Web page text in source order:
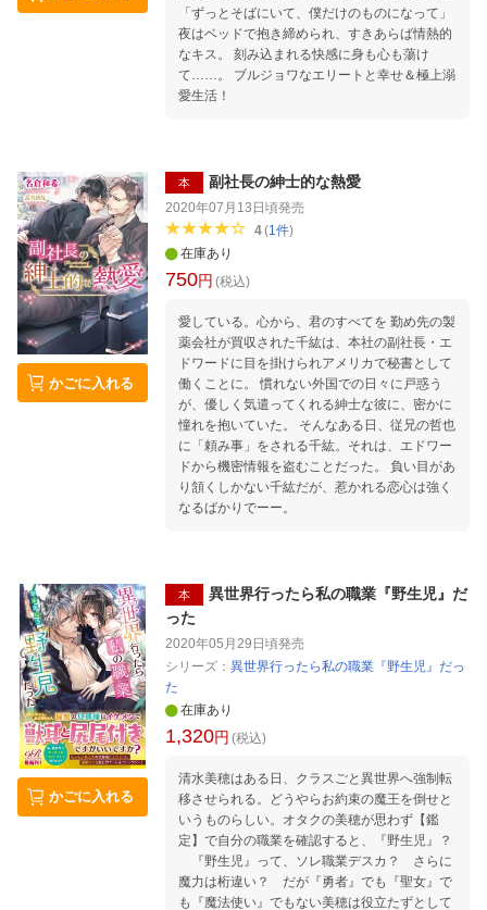
「ずっとそばにいて、僕だけのものになって」
夜はベッドで抱き締められ、すきあらば情熱的
なキス。 刻み込まれる快感に身も心も蕩け
て……。 ブルジョワなエリートと幸せ＆極上溺
愛生活！
かごに入れる
本 副社長の紳士的な熱愛
2020年07月13日頃発売
4(1 件)
在庫あり
750円 (税込)
愛している。心から、君のすべてを 勤め先の製
薬会社が買収された千紘は、本社の副社長・エ
ドワードに目を掛けられアメリカで秘書として
働くことに。 慣れない外国での日々に戸惑う
が、優しく気遣ってくれる紳士な彼に、密かに
憧れを抱いていた。 そんなある日、従兄の哲也
に「頼み事」をされる千紘。それは、エドワー
ドから機密情報を盗むことだった。 負い目があ
り頷くしかない千紘だが、惹かれる恋心は強く
なるばかりでーー。
かごに入れる
本
異世界行ったら私の職業『野生児』だ
った
2020年05月29日頃発売
シリーズ： 異世界行ったら私の職業『野生児』だっ
た
在庫あり
1,320円 (税込)
清水美穂はある日、クラスごと異世界へ強制転
移させられる。どうやらお約束の魔王を倒せと
いうものらしい。オタクの美穂が思わず【鑑
定】で自分の職業を確認すると、『野生児』？
『野生児』って、ソレ職業デスカ？ さらに
魔力は桁違い？ だが『勇者』でも『聖女』で
も『魔法使い』でもない美穂は役立たずとして